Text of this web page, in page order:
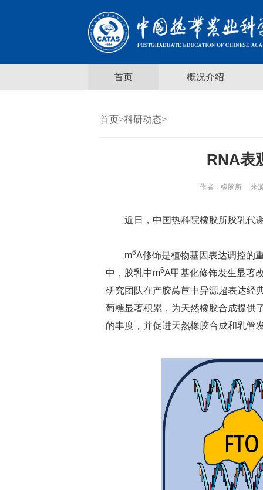
首页 概况介绍
首页>科研动态>
RNA表
作者： 橡胶所 来源
近日，中国热科院橡胶所胶乳代
m6A修饰是植物基因表达调控的
中，胶乳中m6A甲基化修饰发生显著
研究团队在产胶莴苣中异源超表达经
萄糖显著积累，为天然橡胶合成提供
的丰度，并促进天然橡胶合成和乳管